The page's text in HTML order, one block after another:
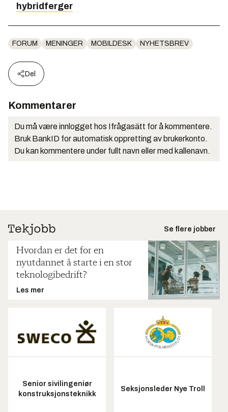
hybridferger
FORUM MENINGER MOBILDESK NYHETSBREV
Del
Kommentarer
Du må være innlogget hos Ifrågasätt for å kommentere.
Bruk BankID for automatisk oppretting av brukerkonto.
Du kan kommentere under fullt navn eller med kallenavn.
Se flere jobber
Hvordan er det for en
nyutdannet å starte i en stor
teknologibedrift?
Les mer
Senior sivilingeniør
konstruksjonsteknikk
Seksjonsleder Nye Troll